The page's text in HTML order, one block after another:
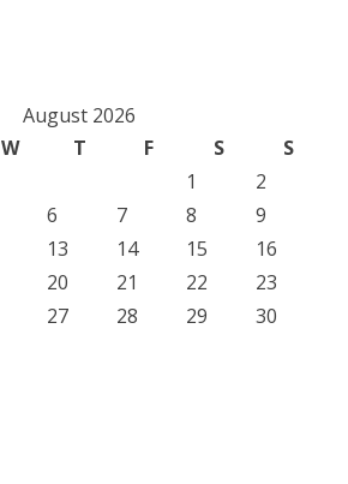
August 2026
W T F S
S
1
2
6 7 8
9
13 14 15
16
20 21 22
23
27 28 29
30